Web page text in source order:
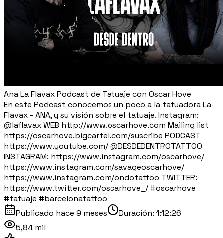
Ana La Flavax Podcast de Tatuaje con Oscar Hove
En este Podcast conocemos un poco a la tatuadora La
Flavax - ANA, y su visión sobre el tatuaje. Instagram:
@laflavax WEB http://www.oscarhove.com Mailing list
https://oscarhove.bigcartel.com/suscribe PODCAST
https://www.youtube.com/ ⁨@DESDEDENTROTATTOO⁩
INSTAGRAM: https://www.instagram.com/oscarhove/
https://www.instagram.com/savageoscarhove/
https://www.instagram.com/ondotattoo TWITTER:
https://www.twitter.com/oscarhove_/ #oscarhove
#tatuaje #barcelonatattoo
Publicado hace 9 meses Duración: 1:12:26
5,84 mil